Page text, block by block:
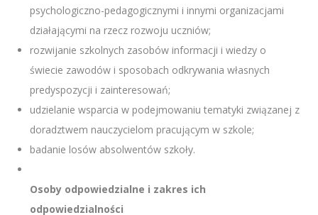
psychologiczno-pedagogicznymi i innymi organizacjami
działającymi na rzecz rozwoju uczniów;
rozwijanie szkolnych zasobów informacji i wiedzy o
świecie zawodów i sposobach odkrywania własnych
predyspozycji i zainteresowań;
udzielanie wsparcia w podejmowaniu tematyki związanej z
doradztwem nauczycielom pracującym w szkole;
badanie losów absolwentów szkoły.
Osoby odpowiedzialne i zakres ich
odpowiedzialności